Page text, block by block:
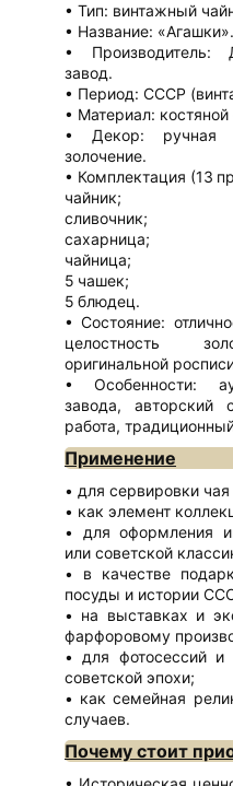
Тип: винтажный
Название: «Агашки».
Производитель:
завод.
Период: СССР
Материал:
Декор: ручная
золочение.
Комплектация (13
чайник;
сливочник;
сахарница;
чайница;
5 чашек;
5 блюдец.
Состояние:
целостность
оригинальной
Особенности:
завода, авторский
работа,
Применение
для сервировки
как элемент
для оформления
или советской
в качестве
посуды и истории
на выставках и
фарфоровому
для фотосессий
советской эпохи;
как семейная
случаев.
Почему стоит